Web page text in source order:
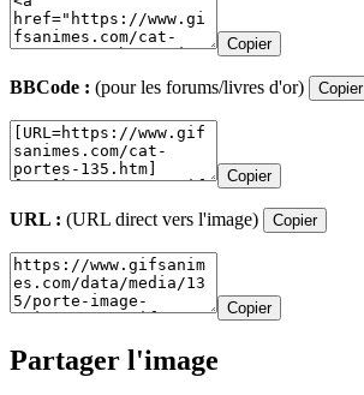
Copier
BBCode : (pour les forums/livres d'or) Copier
Copier
URL : (URL direct vers l'image) Copier
Copier
Partager l'image